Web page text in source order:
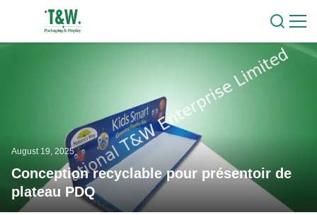
August 19, 2025
Conception recyclable pour présentoir de
plateau PDQ